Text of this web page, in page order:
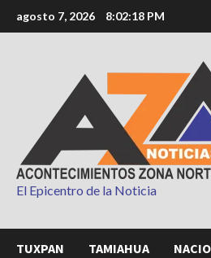
al
agosto 7, 2026 8:02:20 PM
El Epicentro de la Noticia
TUXPAN TAMIAHUA